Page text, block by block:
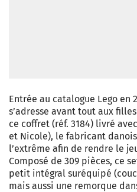
Entrée au catalogue Lego en
s’adresse avant tout aux
ce coffret (réf. 3184) livré
et Nicole), le fabricant
l’extrême afin de rendre le
Composé de 309 pièces, ce
petit intégral suréquipé
mais aussi une remorque